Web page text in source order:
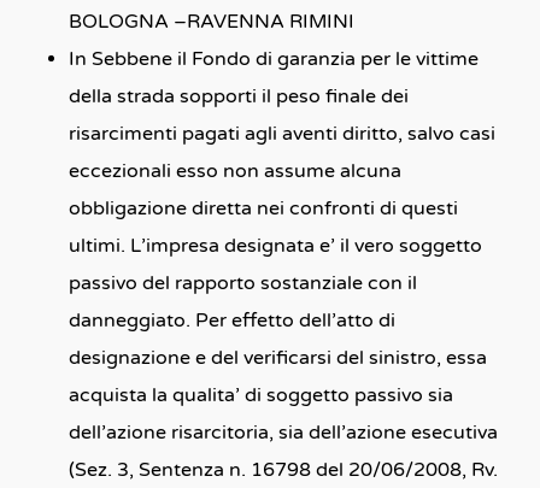
BOLOGNA –RAVENNA RIMINI
In Sebbene il Fondo di garanzia per le vittime
della strada sopporti il peso finale dei
risarcimenti pagati agli aventi diritto, salvo casi
eccezionali esso non assume alcuna
obbligazione diretta nei confronti di questi
ultimi. L’impresa designata e’ il vero soggetto
passivo del rapporto sostanziale con il
danneggiato. Per effetto dell’atto di
designazione e del verificarsi del sinistro, essa
acquista la qualita’ di soggetto passivo sia
dell’azione risarcitoria, sia dell’azione esecutiva
(Sez. 3, Sentenza n. 16798 del 20/06/2008, Rv.